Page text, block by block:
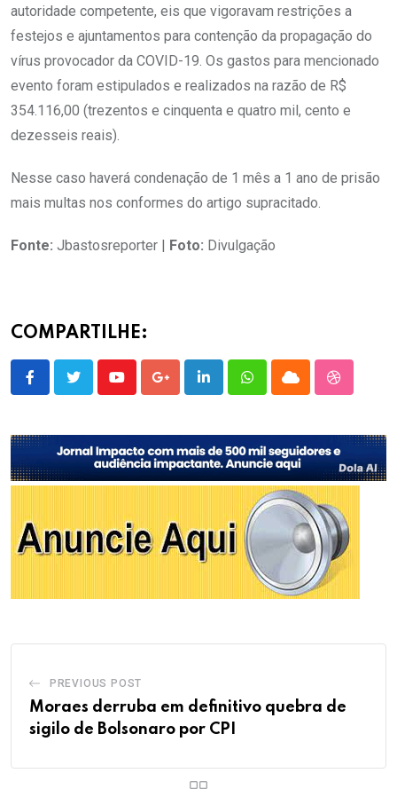
autoridade competente, eis que vigoravam restrições a
festejos e ajuntamentos para contenção da propagação do
vírus provocador da COVID-19. Os gastos para mencionado
evento foram estipulados e realizados na razão de R$
354.116,00 (trezentos e cinquenta e quatro mil, cento e
dezesseis reais).
Nesse caso haverá condenação de 1 mês a 1 ano de prisão
mais multas nos conformes do artigo supracitado.
Fonte: Jbastosreporter | Foto: Divulgação
COMPARTILHE:
YoutubeGoogle+LinkedInWhatsappCloud
PREVIOUS POST
Moraes derruba em definitivo quebra de
sigilo de Bolsonaro por CPI